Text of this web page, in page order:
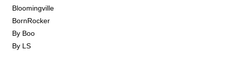
Bloomingville
BornRocker
By Boo
By LS